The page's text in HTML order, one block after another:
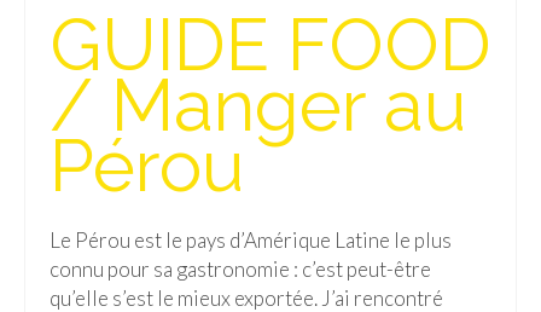
GUIDE FOOD
/ Manger au
Pérou
Le Pérou est le pays d’Amérique Latine le plus
connu pour sa gastronomie : c’est peut-être
qu’elle s’est le mieux exportée. J’ai rencontré